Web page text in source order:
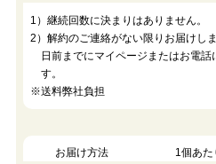
1）継続回数に決まりはありません。
2）解約のご連絡がない限りお届けし
日前までにマイページまたはお電
す。
※送料弊社負担
お届け方法 1個あた